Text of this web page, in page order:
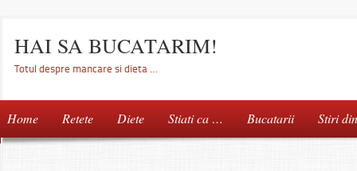
HAI SA BUCATARIM!
Totul despre mancare si dieta …
Home Retete Diete Stiati ca … Bucatarii Stiri